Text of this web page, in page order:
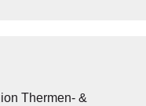
Thermen- &